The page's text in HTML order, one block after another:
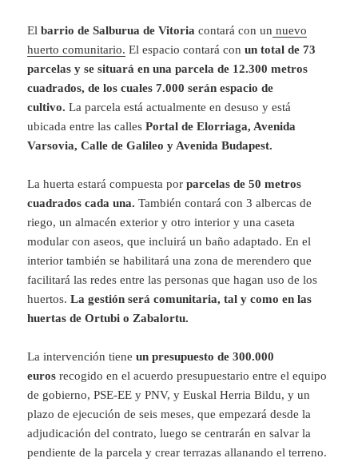
Elbarrio de Salburua de Vitoriacontará con un nuevo
huerto comunitario. El espacio contará con un total de 73
parcelas y se situará en una parcela de 12.300 metros
cuadrados, de los cuales 7.000 serán espacio de
cultivo.La parcela está actualmente en desuso y está
ubicada entre las callesPortal de Elorriaga, Avenida
Varsovia, Calle de Galileo y Avenida Budapest.
La huerta estará compuesta porparcelas de 50 metros
cuadrados cada una.También contará con 3 albercas de
riego, un almacén exterior y otro interior y una caseta
modular con aseos, que incluirá un baño adaptado. En el
interior también se habilitará una zona de merendero que
facilitará las redes entre las personas que hagan uso de los
huertos.La gestión será comunitaria, tal y como en las
huertas de Ortubi o Zabalortu.
La intervención tieneun presupuesto de 300.000
euros recogido en el acuerdo presupuestario entre el equipo
de gobierno, PSE-EE y PNV, y Euskal Herria Bildu, y un
plazo de ejecución de seis meses, que empezará desde la
adjudicación del contrato, luego se centrarán en salvar la
pendiente de la parcela y crear terrazas allanando el terreno.